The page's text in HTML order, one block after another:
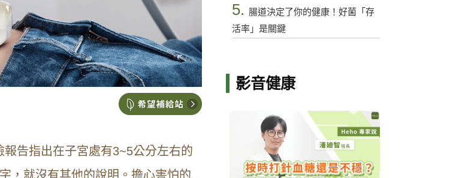
告指出在子宮處有3~5公分左右的
，就沒有其他的說明。擔心害怕的
5. 腸道決定了你的健康！好菌「存
活率」是關鍵
影音健康